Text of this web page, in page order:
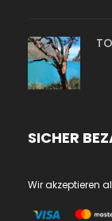
SICHER
Wir akzeptieren